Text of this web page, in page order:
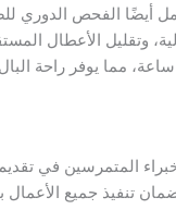
أيضًا الفحص الدوري
وتقليل الأعطال
المتمرسين في
تنفيذ جميع الأعمال